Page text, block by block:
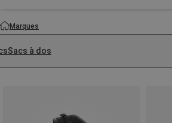
Marques
Sacs à dos